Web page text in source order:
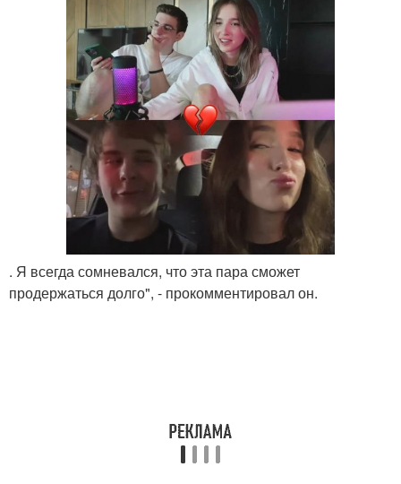
. Я всегда сомневался, что эта пара сможет
продержаться долго", - прокомментировал он.